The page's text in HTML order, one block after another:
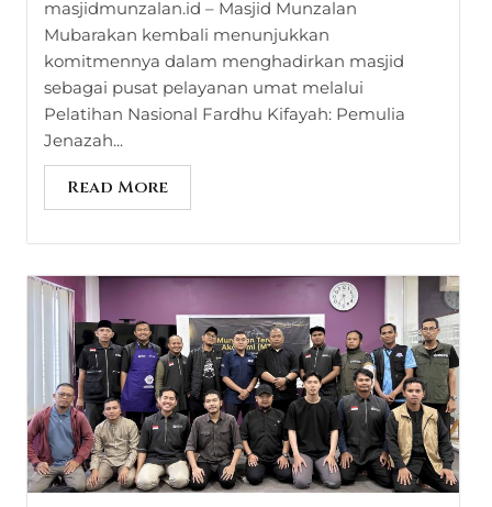
masjidmunzalan.id – Masjid Munzalan
Mubarakan kembali menunjukkan
komitmennya dalam menghadirkan masjid
sebagai pusat pelayanan umat melalui
Pelatihan Nasional Fardhu Kifayah: Pemulia
Jenazah...
Read More